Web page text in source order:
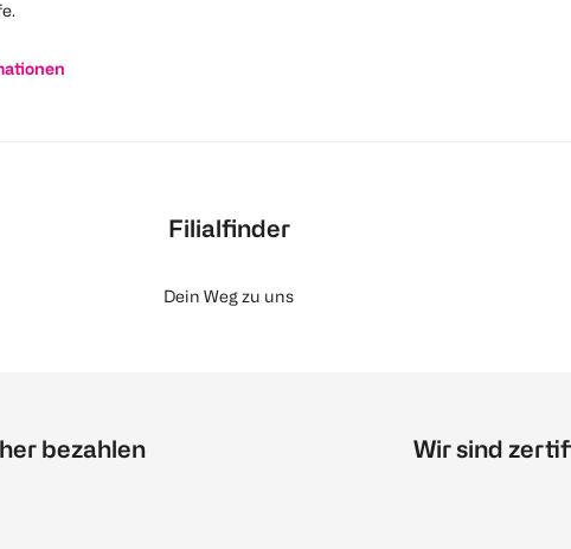
Filialfinder
Dein Weg zu uns
bezahlen Wir sind